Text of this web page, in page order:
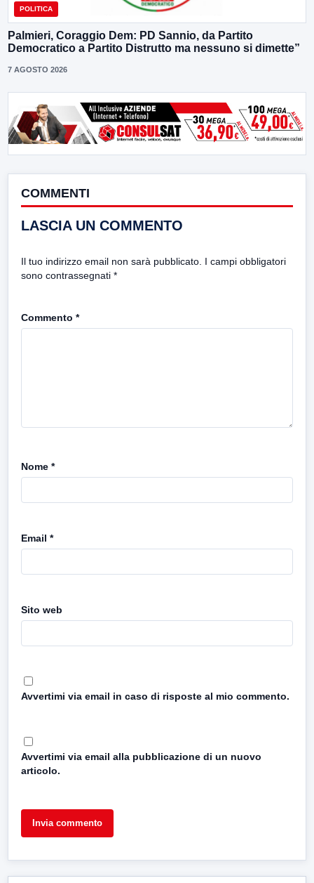
POLITICA
Palmieri, Coraggio Dem: PD Sannio, da Partito
Democratico a Partito Distrutto ma nessuno si dimette”
7 AGOSTO 2026
COMMENTI
LASCIA UN COMMENTO
Il tuo indirizzo email non sarà pubblicato. I campi obbligatori
sono contrassegnati *
Commento *
Nome *
Email *
Sito web
Avvertimi via email in caso di risposte al mio commento.
Avvertimi via email alla pubblicazione di un nuovo
articolo.